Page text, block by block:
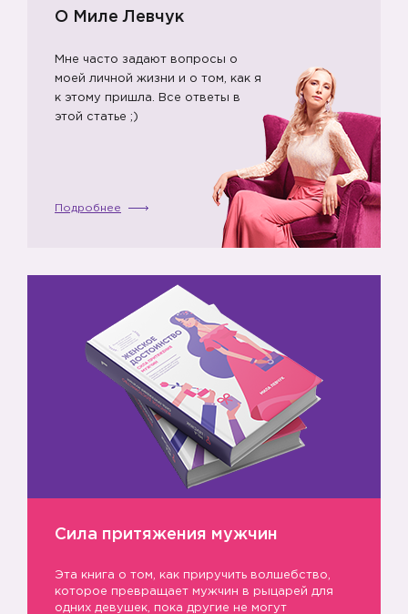
О Миле Левчук
Мне часто задают вопросы о
моей личной жизни и о том, как я
к этому пришла. Все ответы в
этой статье ;)
Подробнее
Сила притяжения мужчин
Эта книга о том, как приручить волшебство,
которое превращает мужчин в рыцарей для
одних девушек, пока другие не могут